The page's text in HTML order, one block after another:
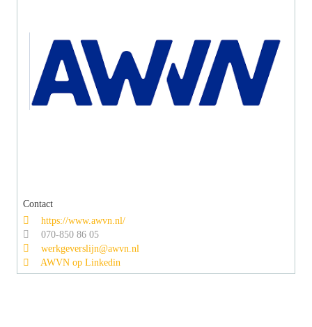
Contact
https://www.awvn.nl/
070-850 86 05
werkgeverslijn@awvn.nl
AWVN op Linkedin